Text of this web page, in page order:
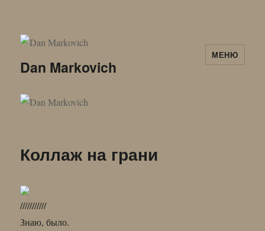
Dan Markovich
МЕНЮ
Коллаж на грани
///////////
Знаю, было.